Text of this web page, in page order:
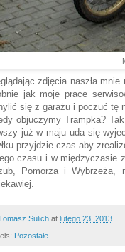
zdjęcia naszła
jak moje prace
się z garażu i poczuć tę
objuczymy Trampka?
już w maju uda się
przyjdzie czas aby
czasu i w międzyczasie
Pomorza i Wybrzeża,
Sulich at lutego 23, 2013
Pozostałe